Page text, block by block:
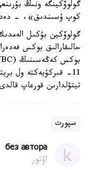
گولوۆكينگە ونىڭ
كوپ ۇسىندىق»، -
11- قىركۇيەكتە ول
تيتۋلدارىن قورعاپ
سپورت
без автора
اۆتور